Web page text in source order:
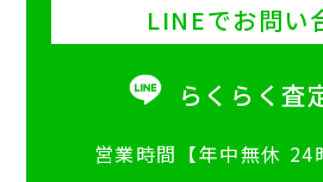
LINEでお問い
らくらく査
営業時間【年中無休 24